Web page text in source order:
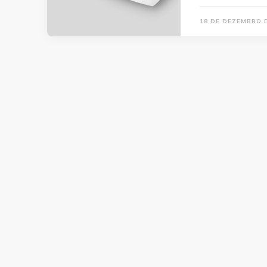
18 DE DEZEMBRO